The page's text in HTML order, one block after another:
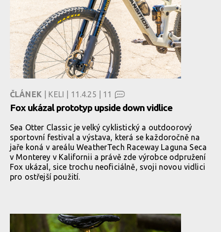
ČLÁNEK | KELI | 11.4.25 | 11
Fox ukázal prototyp upside down vidlice
Sea Otter Classic je velký cyklistický a outdoorový
sportovní festival a výstava, která se každoročně na
jaře koná v areálu WeatherTech Raceway Laguna Seca
v Monterey v Kalifornii a právě zde výrobce odpružení
Fox ukázal, sice trochu neoficiálně, svoji novou vidlici
pro ostřejší použití.